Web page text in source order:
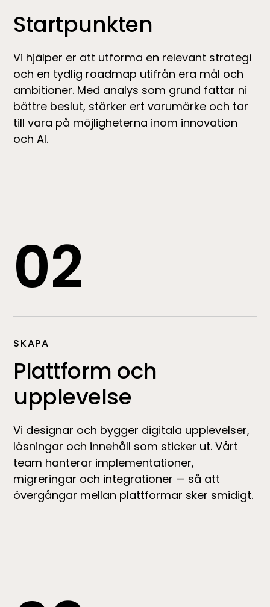
Startpunkten
Vi hjälper er att utforma en relevant strategi
och en tydlig roadmap utifrån era mål och
ambitioner. Med analys som grund fattar ni
bättre beslut, stärker ert varumärke och tar
till vara på möjligheterna inom innovation
och AI.
02
SKAPA
Plattform och
upplevelse
Vi designar och bygger digitala upplevelser,
lösningar och innehåll som sticker ut. Vårt
team hanterar implementationer,
migreringar och integrationer — så att
övergångar mellan plattformar sker smidigt.